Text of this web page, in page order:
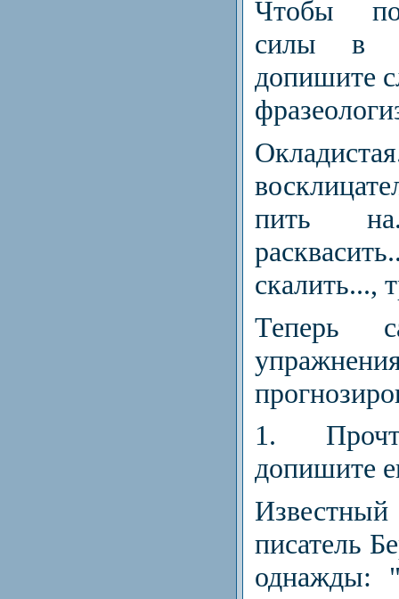
Чтобы
силы в
допи­шите
пить
ска­лить...,
Теперь
1.
допишите
писатель
однажды: